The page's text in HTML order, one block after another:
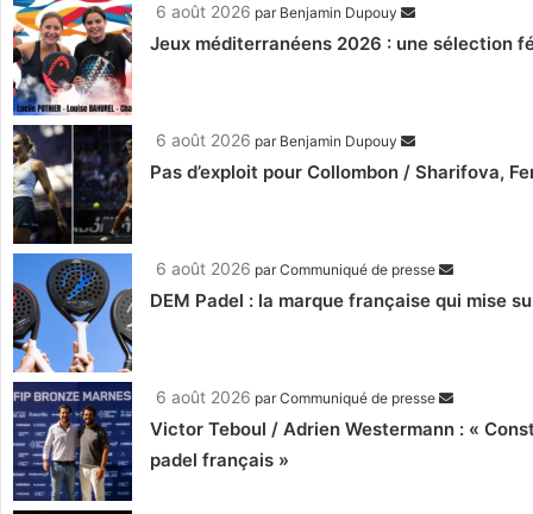
6 août 2026 par Benjamin Dupouy
Jeux méditerranéens 2026 : une sélection
6 août 2026 par Benjamin Dupouy
Pas d’exploit pour Collombon / Sharifova,
6 août 2026 parCommuniqué de presse
DEM Padel : la marque française qui mise
6 août 2026 parCommuniqué de presse
Victor Teboul / Adrien Westermann : «
padel français »